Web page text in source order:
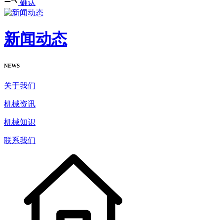
确认
新闻动态
NEWS
关于我们
机械资讯
机械知识
联系我们